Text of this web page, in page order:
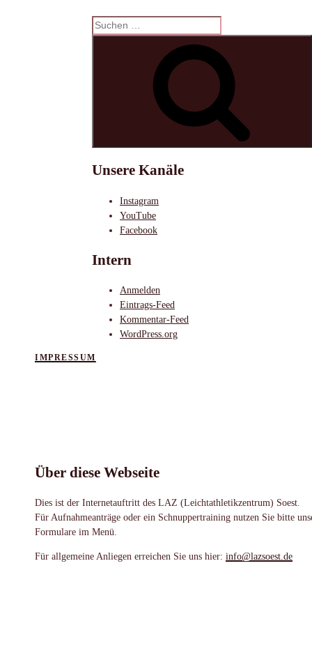
Suchen
nach:
Unsere Kanäle
Instagram
YouTube
Facebook
Intern
Anmelden
Eintrags-Feed
Kommentar-Feed
WordPress.org
IMPRESSUM
Über diese Webseite
Dies ist der Internetauftritt des LAZ (Leichtathletikzentrum) Soest.
Für Aufnahmeanträge oder ein Schnuppertraining nutzen Sie bitte
Formulare im Menü.
Für allgemeine Anliegen erreichen Sie uns hier: info@lazsoest.de